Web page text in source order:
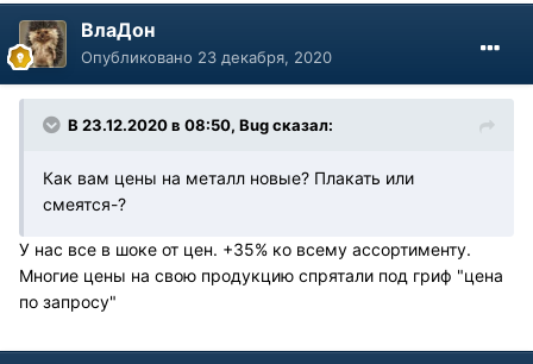
ВлаДон
Опубликовано 23 декабря, 2020
В 23.12.2020 в 08:50, Bug сказал:
Как вам цены на металл новые? Плакать или
смеятся-?
У нас все в шоке от цен. +35% ко всему ассортименту.
Многие цены на свою продукцию спрятали под гриф "цена
по запросу"